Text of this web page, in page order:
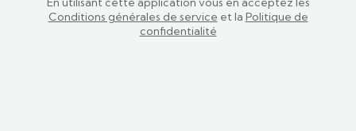
Conditions générales de service et la Politique de
confidentialité